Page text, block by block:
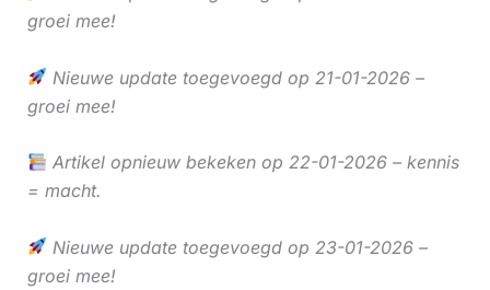
groei mee!
Nieuwe update toegevoegd op 21-01-2026 –
groei mee!
Artikel opnieuw bekeken op 22-01-2026 – kennis
= macht.
Nieuwe update toegevoegd op 23-01-2026 –
groei mee!